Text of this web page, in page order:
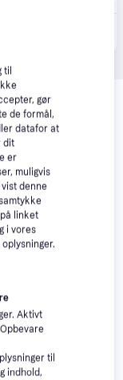
denne
her model
et mindre
til
gør
de formål,
datafor at
dit
er
muligvis
denne
linket
i vores
Aktivt
til
indhold,